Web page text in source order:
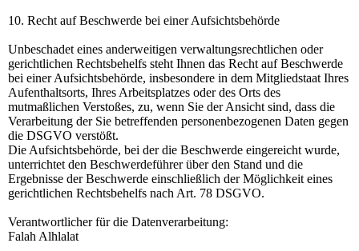
10. Recht auf Beschwerde bei einer Aufsichtsbehörde
Unbeschadet eines anderweitigen verwaltungsrechtlichen oder
gerichtlichen Rechtsbehelfs steht Ihnen das Recht auf Beschwerde
bei einer Aufsichtsbehörde, insbesondere in dem Mitgliedstaat Ihres
Aufenthaltsorts, Ihres Arbeitsplatzes oder des Orts des
mutmaßlichen Verstoßes, zu, wenn Sie der Ansicht sind, dass die
Verarbeitung der Sie betreffenden personenbezogenen Daten gegen
die DSGVO verstößt.
Die Aufsichtsbehörde, bei der die Beschwerde eingereicht wurde,
unterrichtet den Beschwerdeführer über den Stand und die
Ergebnisse der Beschwerde einschließlich der Möglichkeit eines
gerichtlichen Rechtsbehelfs nach Art. 78 DSGVO.
Verantwortlicher für die Datenverarbeitung:
Falah Alhlalat